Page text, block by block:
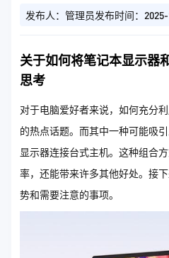
发布人：管理员发布时间：
关于如何将笔记本显示器
思考
对于电脑爱好者来说，如何充分
的热点话题。而其中一种可能吸
显示器连接台式主机。这种组合
率，还能带来许多其他好处。接
势和需要注意的事项。